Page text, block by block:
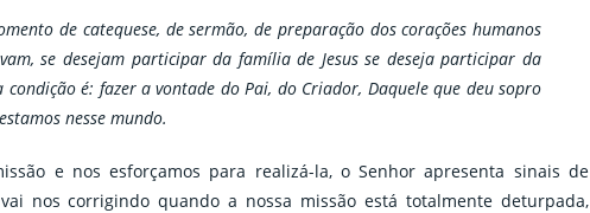
de catequese, de sermão, de preparação dos corações humanos
se desejam participar da família de Jesus se deseja participar da
condição é: fazer a vontade do Pai, do Criador, Daquele que deu sopro
nesse mundo.
e nos esforçamos para realizá-la, o Senhor apresenta sinais de
nos corrigindo quando a nossa missão está totalmente deturpada,